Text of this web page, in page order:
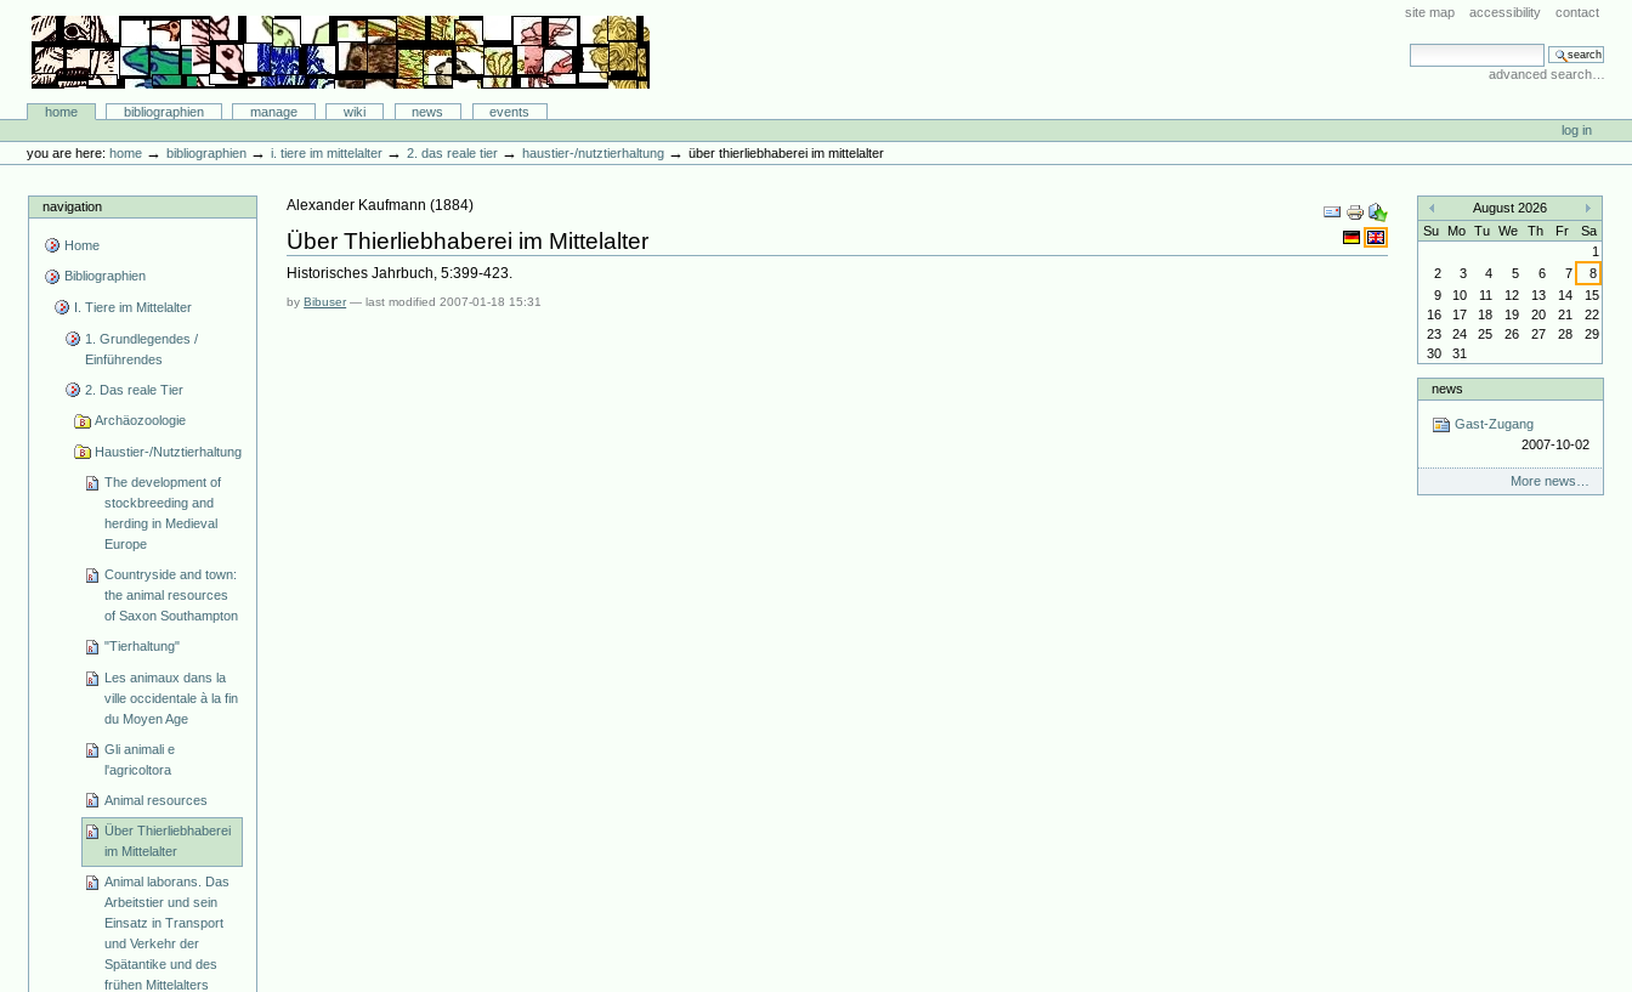
content.
navigation
site map accessibility contact
search site
advanced search…
Bibliographie-Portal
Sectionshome bibliographien manage wiki news
events
tools
log in
you are here: home →bibliographien →i. tiere im mittelalter →2. das reale tier →haustier-/nutztierhaltung →über thierliebhaberei im mittelalter
navigation
Home
Bibliographien
I. Tiere im Mittelalter
1. Grundlegendes /
Einführendes
2. Das reale Tier
Archäozoologie
Haustier-/Nutztierhaltung
The development of
stockbreeding and
herding in Medieval
Europe
Countryside and town:
the animal resources
of Saxon Southampton
"Tierhaltung"
Les animaux dans la
ville occidentale à la fin
du Moyen Age
Gli animali e
l'agricoltora
Animal resources
Über Thierliebhaberei
im Mittelalter
Animal laborans. Das
Arbeitstier und sein
Einsatz in Transport
und Verkehr der
Spätantike und des
frühen Mittelalters
Document
Actions
Alexander Kaufmann (1884)
Über Thierliebhaberei im Mittelalter
Historisches Jahrbuch, 5:399-423.
byBibuser —last modified2007-01-18 15:31
«
August 2026
»
Su Mo Tu We Th Fr
Sa
1
2
3 4 5 6 7
8
9
10 11 12 13 14
15
16
17 18 19 20 21
22
23
24 25 26 27 28
29
30
31
news
Gast-Zugang
2007-10-02
More news…